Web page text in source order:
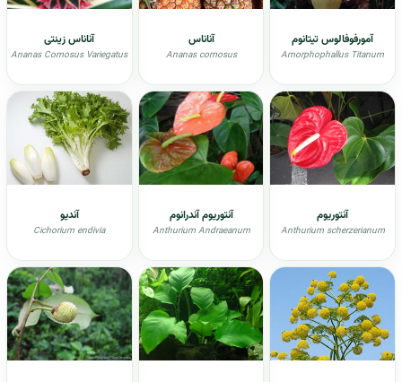
آمورفوفالوس تیتانوم
Amorphophallus Titanum
آناناس
Ananas comosus
آناناس زینتی
Ananas Comosus Variegatus
آنتوریوم
Anthurium scherzerianum
آنتوريوم آندرانوم
Anthurium Andraeanum
آندیو
Cichorium endivia